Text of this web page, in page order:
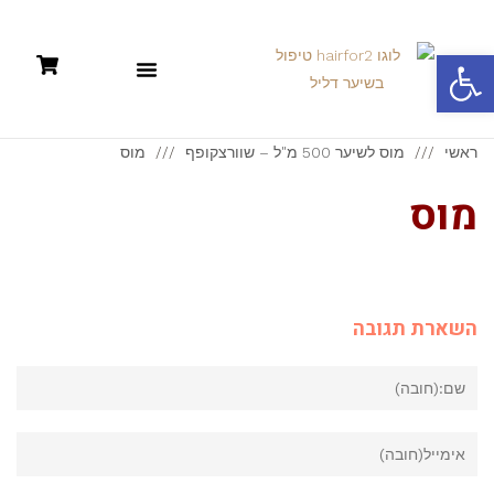
ראשי מוס לשיער 500 מ"ל – שוורצקופף מוס
מוס
השארת תגובה
פתח סרגל נגישות